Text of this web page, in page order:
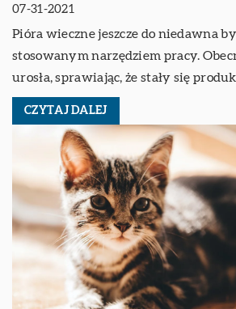
07-31-2021
Pióra wieczne jeszcze do niedawna
stosowanym narzędziem pracy.
urosła, sprawiając, że stały się
CZYTAJ DALEJ